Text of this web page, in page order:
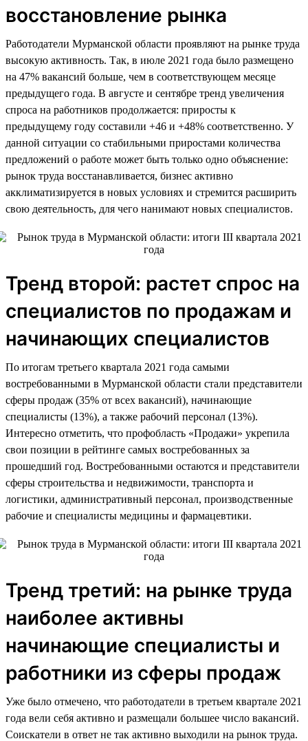
восстановление рынка
Работодатели Мурманской области проявляют на рынке труда
высокую активность. Так, в июле 2021 года было размещено
на 47% вакансий больше, чем в соответствующем месяце
предыдущего года. В августе и сентябре тренд увеличения
спроса на работников продолжается: приросты к
предыдущему году составили +46 и +48% соответственно. У
данной ситуации со стабильными приростами количества
предложений о работе может быть только одно объяснение:
рынок труда восстанавливается, бизнес активно
акклиматизируется в новых условиях и стремится расширить
свою деятельность, для чего нанимают новых специалистов.
Тренд второй: растет спрос на
специалистов по продажам и
начинающих специалистов
По итогам третьего квартала 2021 года самыми
востребованными в Мурманской области стали представители
сферы продаж (35% от всех вакансий), начинающие
специалисты (13%), а также рабочий персонал (13%).
Интересно отметить, что профобласть «Продажи» укрепила
свои позиции в рейтинге самых востребованных за
прошедший год. Востребованными остаются и представители
сферы строительства и недвижимости, транспорта и
логистики, административный персонал, производственные
рабочие и специалисты медицины и фармацевтики.
Тренд третий: на рынке труда
наиболее активны
начинающие специалисты и
работники из сферы продаж
Уже было отмечено, что работодатели в третьем квартале 2021
года вели себя активно и размещали большее число вакансий.
Соискатели в ответ не так активно выходили на рынок труда.